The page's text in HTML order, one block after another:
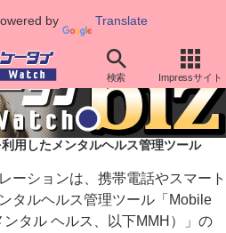
by Translate
検索 Impressサイト
用したメンタルヘルス管理ツール
ーションは、携帯電話やスマート
タルヘルス管理ツール「Mobile
タル ヘルス、以下MMH）」の